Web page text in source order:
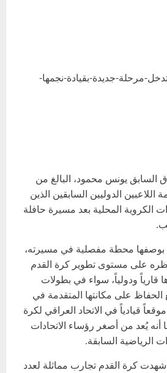
السابق يونس محمود، البالغ من
قائمة اللاعبين الدوليين السابقين الذين
الكروية المحلية بعد مسيرة حافلة
بوصفها محطة مفصلية في مسيرته،
على مستوى تطوير كرة القدم
قارياً ودولياً، سواء في بطولات
الحفاظ على مكانتها المتقدمة في
قيادياً في الاتحاد العراقي لكرة
أنه يُعد من أصغر رؤساء الاتحادات
الرياضية السابقة.
كرة القدم تجارب مماثلة لعدد